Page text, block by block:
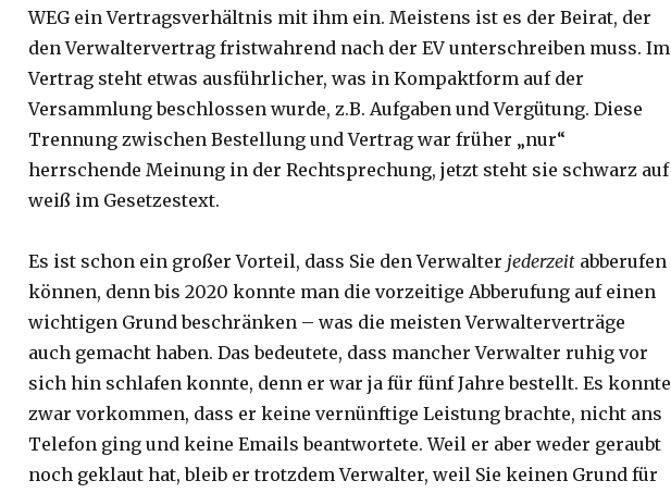
WEG ein Vertragsverhältnis mit ihm ein. Meistens ist es der Beirat, der
den Verwaltervertrag fristwahrend nach der EV unterschreiben muss. Im
Vertrag steht etwas ausführlicher, was in Kompaktform auf der
Versammlung beschlossen wurde, z.B. Aufgaben und Vergütung. Diese
Trennung zwischen Bestellung und Vertrag war früher „nur“
herrschende Meinung in der Rechtsprechung, jetzt steht sie schwarz auf
weiß im Gesetzestext.
Es ist schon ein großer Vorteil, dass Sie den Verwalter jederzeit abberufen
können, denn bis 2020 konnte man die vorzeitige Abberufung auf einen
wichtigen Grund beschränken – was die meisten Verwalterverträge
auch gemacht haben. Das bedeutete, dass mancher Verwalter ruhig vor
sich hin schlafen konnte, denn er war ja für fünf Jahre bestellt. Es konnte
zwar vorkommen, dass er keine vernünftige Leistung brachte, nicht ans
Telefon ging und keine Emails beantwortete. Weil er aber weder geraubt
noch geklaut hat, bleib er trotzdem Verwalter, weil Sie keinen Grund für